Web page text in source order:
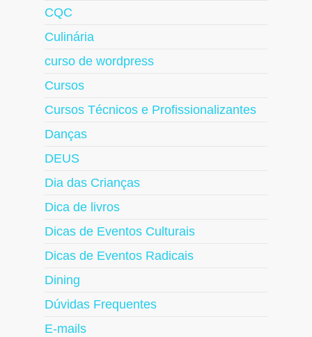
CQC
Culinária
curso de wordpress
Cursos
Cursos Técnicos e Profissionalizantes
Danças
DEUS
Dia das Crianças
Dica de livros
Dicas de Eventos Culturais
Dicas de Eventos Radicais
Dining
Dúvidas Frequentes
E-mails